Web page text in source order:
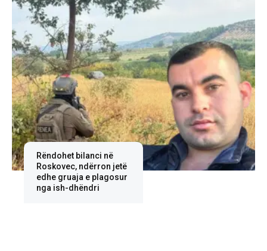
Rëndohet bilanci në
Roskovec, ndërron jetë
edhe gruaja e plagosur
nga ish-dhëndri